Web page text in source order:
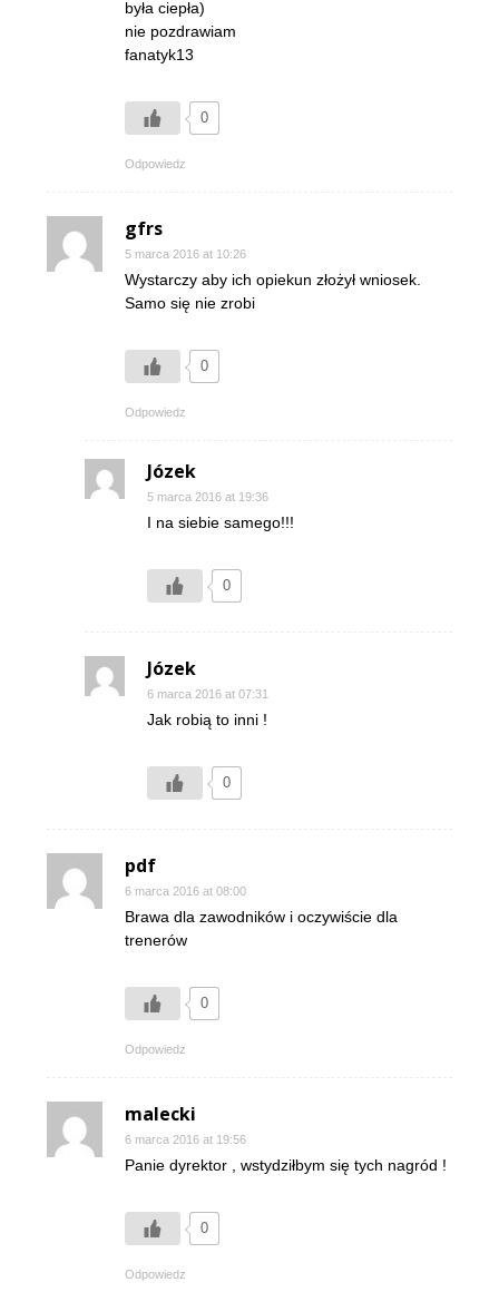
była ciepła)
nie pozdrawiam
fanatyk13
0
Odpowiedz
gfrs
5 marca 2016 at 10:26
Wystarczy aby ich opiekun złożył wniosek.
Samo się nie zrobi
0
Odpowiedz
Józek
5 marca 2016 at 19:36
I na siebie samego!!!
0
Józek
6 marca 2016 at 07:31
Jak robią to inni !
0
pdf
6 marca 2016 at 08:00
Brawa dla zawodników i oczywiście dla
trenerów
0
Odpowiedz
malecki
6 marca 2016 at 19:56
Panie dyrektor , wstydziłbym się tych nagród !
0
Odpowiedz